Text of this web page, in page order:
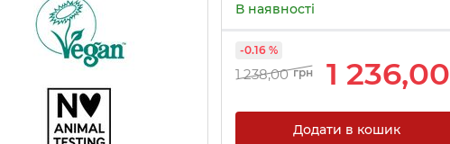
В наявності
1 238,00 грн 1 236,00
-0.16 %
Додати в кошик